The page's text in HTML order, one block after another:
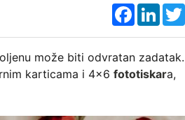
može biti odvratan
karticama i 4x6 fototiskara,